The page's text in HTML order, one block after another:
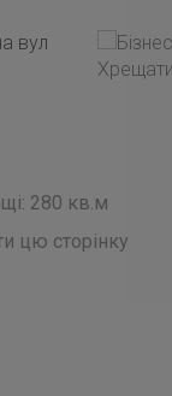
280 кв.м
цю сторінку